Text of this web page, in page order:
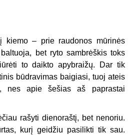
kiemo – prie raudonos mūrinės
bet ryto sambrėškis toks
to daikto apybraižų. Dar tik
būdravimas baigiasi, tuoj ateis
nes apie šešias aš paprastai
rašyti dienoraštį, bet nenoriu.
kurį geidžiu pasilikti tik sau.